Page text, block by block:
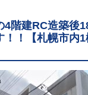
4階建RC造築後
！！【札幌市内